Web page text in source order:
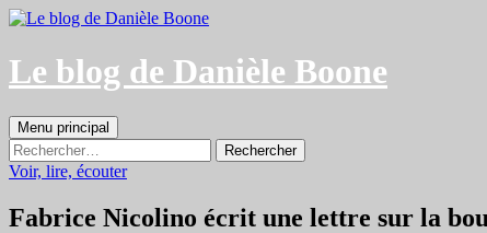
Aller
contenu
Le blog de Danièle Boone
Recherche
Menu principal
Rechercher :
Voir, lire, écouter
Fabrice Nicolino écrit une lettre sur la